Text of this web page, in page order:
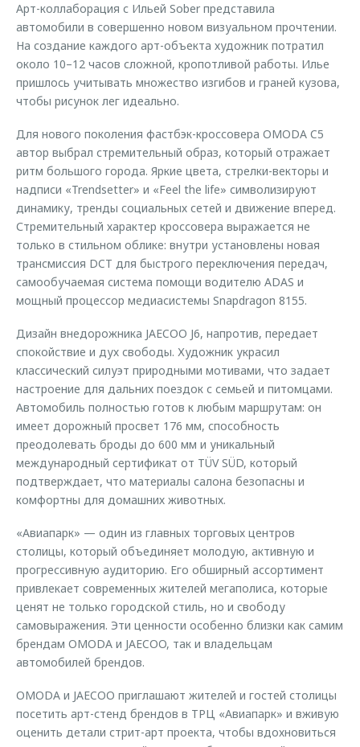
Арт-коллаборация с Ильей Sober представила
автомобили в совершенно новом визуальном прочтении.
На создание каждого арт-объекта художник потратил
около 10–12 часов сложной, кропотливой работы. Илье
пришлось учитывать множество изгибов и граней кузова,
чтобы рисунок лег идеально.
Для нового поколения фастбэк-кроссовера OMODA C5
автор выбрал стремительный образ, который отражает
ритм большого города. Яркие цвета, стрелки-векторы и
надписи «Trendsetter» и «Feel the life» символизируют
динамику, тренды социальных сетей и движение вперед.
Стремительный характер кроссовера выражается не
только в стильном облике: внутри установлены новая
трансмиссия DCT для быстрого переключения передач,
самообучаемая система помощи водителю ADAS и
мощный процессор медиасистемы Snapdragon 8155.
Дизайн внедорожника JAECOO J6, напротив, передает
спокойствие и дух свободы. Художник украсил
классический силуэт природными мотивами, что задает
настроение для дальних поездок с семьей и питомцами.
Автомобиль полностью готов к любым маршрутам: он
имеет дорожный просвет 176 мм, способность
преодолевать броды до 600 мм и уникальный
международный сертификат от TÜV SÜD, который
подтверждает, что материалы салона безопасны и
комфортны для домашних животных.
«Авиапарк» — один из главных торговых центров
столицы, который объединяет молодую, активную и
прогрессивную аудиторию. Его обширный ассортимент
привлекает современных жителей мегаполиса, которые
ценят не только городской стиль, но и свободу
самовыражения. Эти ценности особенно близки как самим
брендам OMODA и JAECOO, так и владельцам
автомобилей брендов.
OMODA и JAECOO приглашают жителей и гостей столицы
посетить арт-стенд брендов в ТРЦ «Авиапарк» и вживую
оценить детали стрит-арт проекта, чтобы вдохновиться